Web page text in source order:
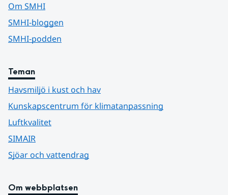
Om SMHI
SMHI-bloggen
SMHI-podden
Teman
Havsmiljö i kust och hav
Kunskapscentrum för klimatanpassning
Luftkvalitet
SIMAIR
Sjöar och vattendrag
Om webbplatsen